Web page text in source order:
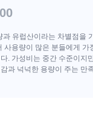
과 유럽산이라는 차별점을
사용량이 많은 분들에게 가
. 가성비는 중간 수준이지
과 넉넉한 용량이 주는 만